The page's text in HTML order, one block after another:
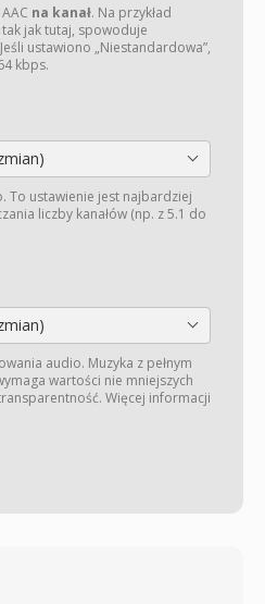
na kanał. Na przykład
jak tutaj, spowoduje
ustawiono „Niestandardowa”,
kbps.
To ustawienie jest najbardziej
liczby kanałów (np. z 5.1 do
audio. Muzyka z pełnym
wartości nie mniejszych
Więcej informacji